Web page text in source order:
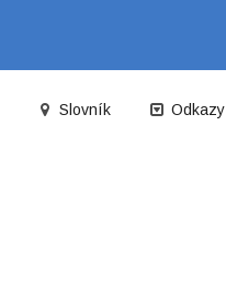
Slovník Odkazy